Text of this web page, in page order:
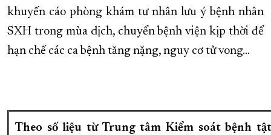
khuyến cáo phòng khám tư nhân lưu ý bệnh nhân
SXH trong mùa dịch, chuyển bệnh viện kịp thời để
hạn chế các ca bệnh tăng nặng, nguy cơ tử vong…
Theo số liệu từ Trung tâm Kiểm soát bệnh tật